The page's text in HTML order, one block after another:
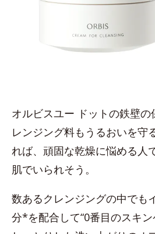
オルビスユー ドットの鉄壁の
レンジング料もうるおいを守
れば、頑固な乾燥に悩める人
肌でいられそう。
数あるクレンジングの中でも
分*を配合して“0番目のスキ